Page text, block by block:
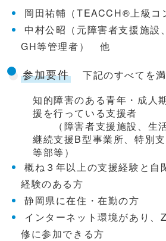
岡田祐輔（TEACCH®上級コ
中村公昭（元障害者支援施設
GH等管理者） 他
参加要件
下記のすべてを
知的障害のある青年・成人
援を行っている支援者
（障害者支援施設、生
継続支援B型事業所、特別
等部等）
概ね３年以上の支援経験と自
経験のある方
静岡県に在住・在勤の方
インターネット環境があり、
修に参加できる方